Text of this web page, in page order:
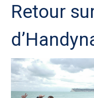
Retour